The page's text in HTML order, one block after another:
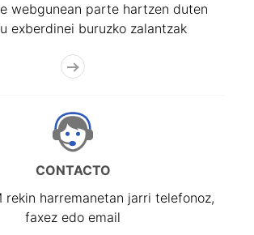
webgunean parte hartzen duten
exberdinei buruzko zalantzak
CONTACTO
rekin harremanetan jarri telefonoz,
faxez edo email